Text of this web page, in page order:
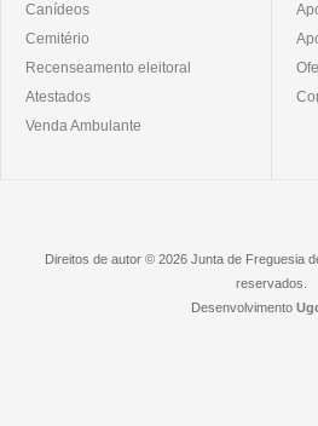
Canídeos
Cemitério
Recenseamento eleitoral
Atestados
Venda Ambulante
Direitos de autor © 2026 Junta de Freguesia
reservados.
Desenvolvimento